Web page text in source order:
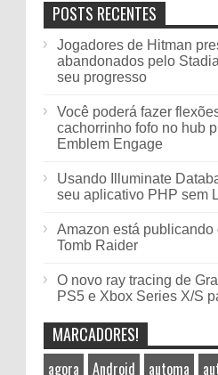
POSTS RECENTES
Jogadores de Hitman
abandonados pelo
seu progresso
Você poderá fazer
cachorrinho fofo no hub
Emblem Engage
Usando Illuminate
seu aplicativo PHP sem
Amazon está publicando
Tomb Raider
O novo ray tracing de
PS5 e Xbox Series X/S
MARCADORES!
agora Android automa